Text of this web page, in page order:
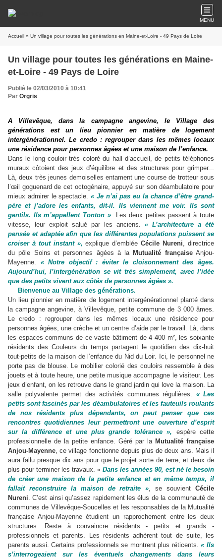
MENU
Accueil » Un village pour toutes les générations en Maine-et-Loire - 49 Pays de Loire
Un village pour toutes les générations en Maine-
et-Loire - 49 Pays de Loire
Publié le 02/03/2010 à 10:41
Par Orgris
A Villevêque, dans la campagne angevine, le Village des
générations est un lieu pionnier en matière de logement
intergénérationnel. Le credo : regrouper dans les mêmes locaux
une résidence pour personnes âgées et une maison de l’enfance.
Dans le long couloir très coloré du hall d’accueil , de petits téléphones
muraux côtoient des jeux d’équilibre et des structures pour grimper...
Là, deux très jeunes demoiselles entament une course de trotteur sous
l’œil goguenard de cet octogénaire, appuyé sur son déambulatoire pour
mieux admirer le spectacle. « Je n’ai pas eu la chance d’être grand-
père et j’adore les enfants, dit-il. Ils viennent me voir. Ils sont
gentils. Ils m’appellent Tonton ». Les deux petites passent à toute
vitesse, leur exploit salué par les anciens. « L’architecture a été
pensée et adaptée afin que les différentes populations puissent se
croiser à tout instant », explique d’embléeCécile Nureni, directrice
du pôle Soins et personnes âgées à la Mutualité françaiseAnjou-
Mayenne. « Notre objectif : éviter le cloisonnement des âges.
Aujourd’hui, l’intergénération se vit très simplement, avec l’idée
que des petits vivent aux côtés de personnes âgées ».
Bienvenue au Village des générations.
Un lieu pionnier en matière de logement intergénérationnel planté dans
la campagne angevine, à Villevêque, petite commune de 3 000 âmes.
Le credo : regrouper dans les mêmes locaux une résidence pour
personnes âgées, une crèche et un centre d’aide par le travail. Là, dans
les espaces communs de ce vaste bâtiment de 4 400 m², les soixante
résidents des Couleurs du temps partagent le quotidien des dix-huit
tout-petits de la maison de l’enfance du Nid du Loir. Ici, le personnel ne
porte pas de blouse. Le mobilier colorié des couloirs ressemble à des
jouets et à toute heure, une petite musique accompagne le visiteur. Les
jeux d’enfant, on les retrouve dans le grand jardin qui love la maison. La
salle polyvalente permet des activités communes régulières. « Les
petits sont fascinés par les déambulatoires et les fauteuils roulants
de nos résidents plus dépendants, on peut penser que ces
rencontres quotidiennes leur permettront une ouverture d’esprit
sur la différence et une plus grande tolérance », espère cette
professionnelle de la petite enfance. Géré par la Mutualité française
Anjou-Mayenne, ce village fonctionne depuis plus de deux ans. Mais il
aura fallu presque dix ans pour que le projet sorte de terre, et deux de
plus pour terminer les travaux. « Dans les années 90, est né le besoin
de créer une maison de la petite enfance et en même temps, il
fallait reconstruire la maison de retraite », se souvientCécile
Nureni. C’est ainsi qu’assez rapidement les élus de la communauté de
communes de Villevêque-Soucelles et les responsables de la Mutualité
française Anjou-Mayenne étudient un rapprochement entre les deux
structures. Reste à convaincre résidents - petits et grands -
professionnels et parents. Les résidents adhèrent tout de suite, les
parents aussi. Certains professionnels se montrent plus réticents.« Ils
s’interrogeaient sur les éventuels changements dans leurs